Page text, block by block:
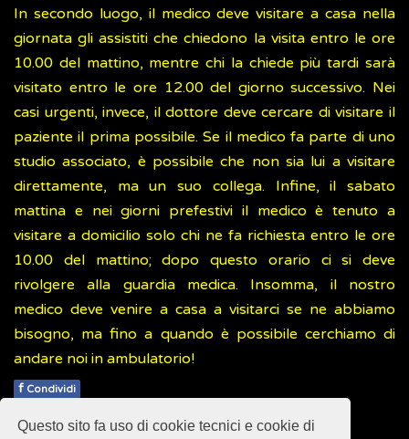
Questo sito fa uso di cookie tecnici e cookie di
In secondo luogo, il medico deve visitare a casa nella
giornata gli assistiti che chiedono la visita entro le ore
10.00 del mattino, mentre chi la chiede più tardi sarà
visitato entro le ore 12.00 del giorno successivo. Nei
casi urgenti, invece, il dottore deve cercare di visitare il
paziente il prima possibile. Se il medico fa parte di uno
studio associato, è possibile che non sia lui a visitare
direttamente, ma un suo collega. Infine, il sabato
mattina e nei giorni prefestivi il medico è tenuto a
visitare a domicilio solo chi ne fa richiesta entro le ore
10.00 del mattino; dopo questo orario ci si deve
rivolgere alla guardia medica. Insomma, il nostro
medico deve venire a casa a visitarci se ne abbiamo
bisogno, ma fino a quando è possibile cerchiamo di
andare noi in ambulatorio!
f Condividi
Pubblicato: 28 Febbraio 2018